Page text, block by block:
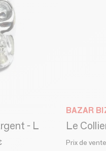
- L
BAZAR
Prix de